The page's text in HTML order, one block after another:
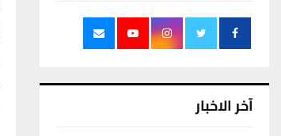
آخر الاخبار